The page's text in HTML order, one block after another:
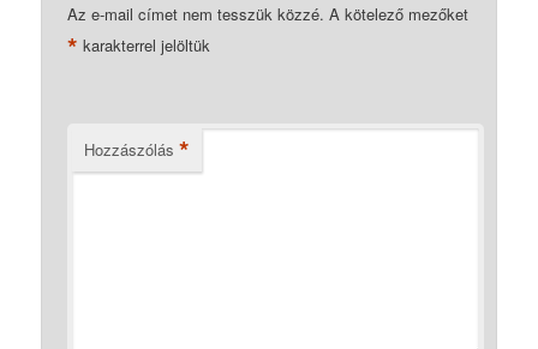
Az e-mail címet nem tesszük közzé. A kötelező mezőket
* karakterrel jelöltük
Hozzászólás *